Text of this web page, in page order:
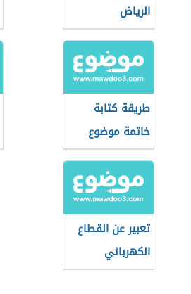
الرياض
طريقة كتابة
خاتمة موضوع
التعبير
تعبير عن القطاع
الكهربائي